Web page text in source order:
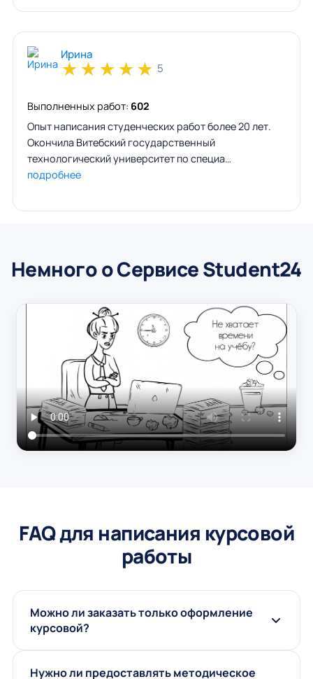
Ирина
★★★★★ 5
Выполненных работ: 602
Опыт написания студенческих работ более 20 лет.
Окончила Витебский государственный
технологический университет по специа…
подробнее
Немного о Сервисе Student24
FAQ для написания курсовой
работы
Можно ли заказать только оформление
курсовой?
Нужно ли предоставлять методическое